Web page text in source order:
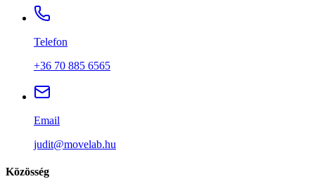
Telefon
+36 70 885 6565
Email
judit@movelab.hu
Közösség